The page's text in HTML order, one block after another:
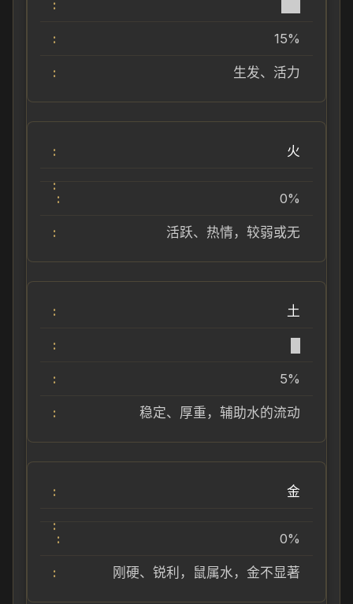
15%
生发、活力
火
0%
活跃、热情，较弱或无
土
5%
稳定、厚重，辅助水的流动
金
0%
刚硬、锐利，鼠属水，金不显著